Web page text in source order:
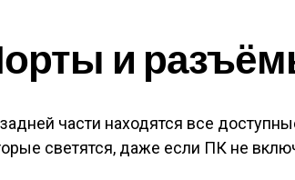
и
части находятся все
светятся, даже если ПК не